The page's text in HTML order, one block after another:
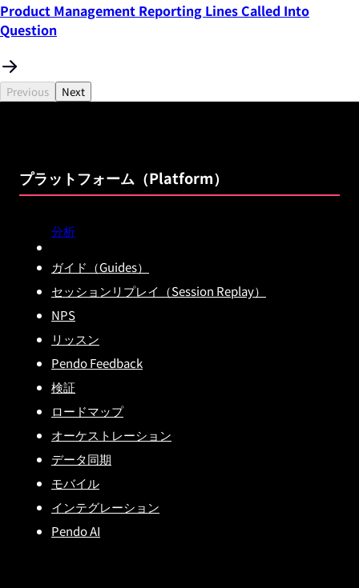
Product Management Reporting Lines Called Into
Question
Previous Next
プラットフォーム（Platform）
分析
ガイド（Guides）
セッションリプレイ（Session Replay）
NPS
リッスン
Pendo Feedback
検証
ロードマップ
オーケストレーション
データ同期
モバイル
インテグレーション
Pendo AI